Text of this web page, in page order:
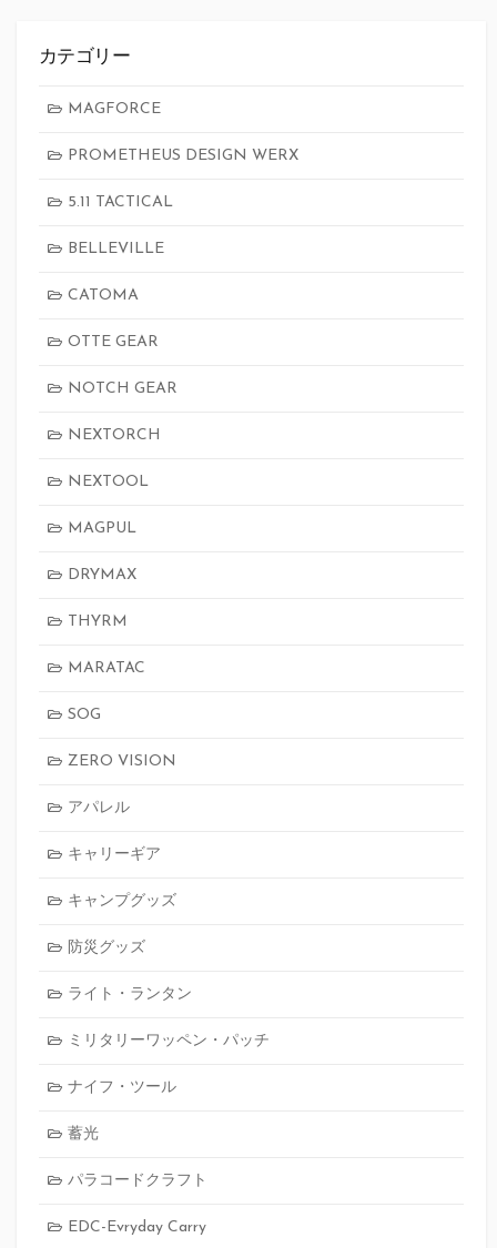
カテゴリー
MAGFORCE
PROMETHEUS DESIGN WERX
5.11 TACTICAL
BELLEVILLE
CATOMA
OTTE GEAR
NOTCH GEAR
NEXTORCH
NEXTOOL
MAGPUL
DRYMAX
THYRM
MARATAC
SOG
ZERO VISION
アパレル
キャリーギア
キャンプグッズ
防災グッズ
ライト・ランタン
ミリタリーワッペン・パッチ
ナイフ・ツール
蓄光
パラコードクラフト
EDC-Evryday Carry